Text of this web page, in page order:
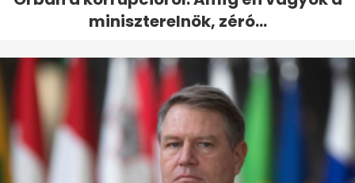
miniszterelnök, zéró...